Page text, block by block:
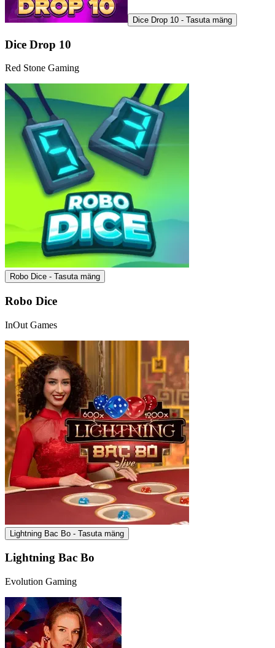
Dice Drop 10 - Tasuta mäng
Dice Drop 10
Red Stone Gaming
Robo Dice - Tasuta mäng
Robo Dice
InOut Games
Lightning Bac Bo - Tasuta mäng
Lightning Bac Bo
Evolution Gaming